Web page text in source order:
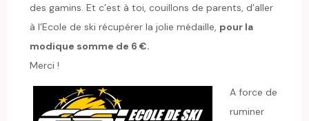
des gamins. Et c’est à toi, couillons de parents, d’aller
à l’Ecole de ski récupérer la jolie médaille, pour la
modique somme de 6 €.
Merci !
A force de
ruminer